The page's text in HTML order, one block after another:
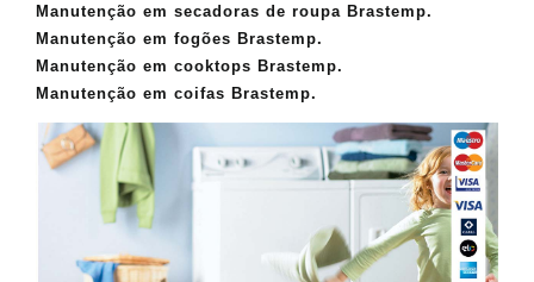
Manutenção em secadoras de roupa Brastemp.
Manutenção em fogões Brastemp.
Manutenção em cooktops Brastemp.
Manutenção em coifas Brastemp.